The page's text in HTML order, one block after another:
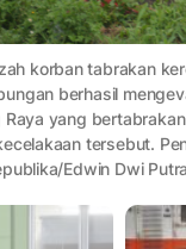
korban tabrakan
berhasil
yang
tersebut.
Edwin Dwi